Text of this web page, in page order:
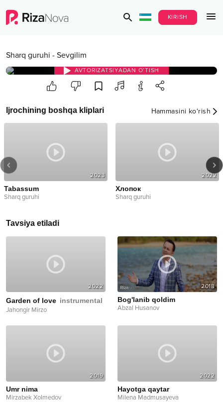
KIRISH
Sharq guruhi - Sevgilim
AVTORIZATSIYADAN O‘TISH
Ijrochining boshqa kliplari Hammasini ko‘rish
2023
Tabassum
Sharq guruhi
2022
Хлопок
Sharq guruhi
Tavsiya etiladi
2022
Garden of love instrumental
Jahongir Mirzo
2018
Bog'lanib qoldim
Abzal Husanov
2019
Umr nima
Mirzabek Xolmedov
2022
Hayotga qaytar
Milena Madmusayeva